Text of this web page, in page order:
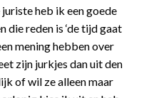
heb ik een goede
die reden is ‘de tijd gaat
mening hebben over
zijn jurkjes dan uit den
of wil ze alleen maar